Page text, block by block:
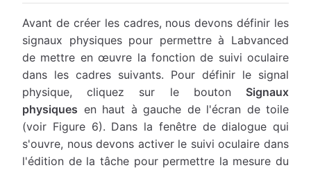
Avant de créer les cadres, nous devons définir les
signaux physiques pour permettre à Labvanced
de mettre en œuvre la fonction de suivi oculaire
dans les cadres suivants. Pour définir le signal
physique, cliquez sur le bouton Signaux
physiques en haut à gauche de l'écran de toile
(voir Figure 6). Dans la fenêtre de dialogue qui
s'ouvre, nous devons activer le suivi oculaire dans
l'édition de la tâche pour permettre la mesure du